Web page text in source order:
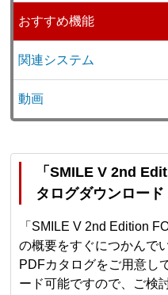
おすすめ機能
関連システム
動画
「SMILE V 2nd
タログダウンロード
「SMILE V 2nd Edition
の概要をすぐにつかんで
PDFカタログをご用意し
ード可能ですので、ご検